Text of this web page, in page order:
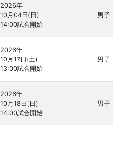
2026年
10月04日(日)
男子
2026年
10月17日(土)
男子
2026年
10月18日(日)
男子